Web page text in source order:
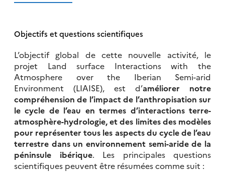
Objectifs et questions scientifiques
L’objectif global de cette nouvelle activité, le
projet Land surface Interactions with the
Atmosphere over the Iberian Semi-arid
Environment (LIAISE), est d’améliorer notre
compréhension de l’impact de l’anthropisation sur
le cycle de l’eau en termes d’interactions terre-
atmosphère-hydrologie, et des limites des modèles
pour représenter tous les aspects du cycle de l’eau
terrestre dans un environnement semi-aride de la
péninsule ibérique. Les principales questions
scientifiques peuvent être résumées comme suit :